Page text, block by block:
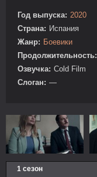
Год выпуска: 2020
Страна: Испания
Жанр: Боевики
Продолжительность:
Озвучка: Cold Film
Слоган: —
1 сезон